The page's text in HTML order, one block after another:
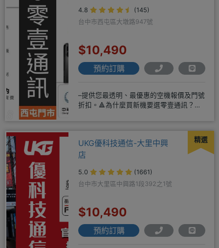
4.8
(145)
台中市西屯區大墩路947號
$10,490
預約訂購
–提供您最透明、最優惠的空機報價及門號
折扣。🔺為什麼買新機要選零壹通訊？
精選
UKG優科技通信-大里中興
店
5.0
(1661)
台中市大里區中興路1段392之1號
$10,490
預約訂購